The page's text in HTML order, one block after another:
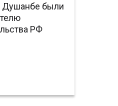
Душанбе были
РФ